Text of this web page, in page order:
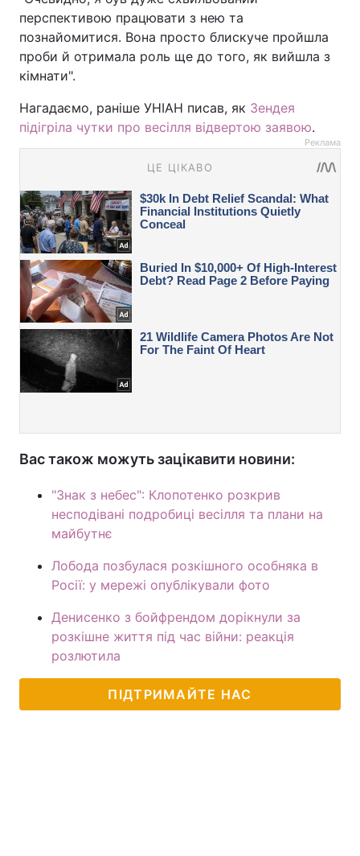
перспективою працювати з нею та
познайомитися. Вона просто блискуче пройшла
проби й отримала роль ще до того, як вийшла з
кімнати".
Нагадаємо, раніше УНІАН писав, як Зендея
підігріла чутки про весілля відвертою заявою.
Реклама
Вас також можуть зацікавити новини:
"Знак з небес": Клопотенко розкрив
несподівані подробиці весілля та плани на
майбутнє
Лобода позбулася розкішного особняка в
Росії: у мережі опублікували фото
Денисенко з бойфрендом дорікнули за
розкішне життя під час війни: реакція
розлютила
ПІДТРИМАЙТЕ НАС